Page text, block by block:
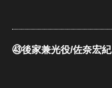
㊸後家兼光役/佐奈宏紀